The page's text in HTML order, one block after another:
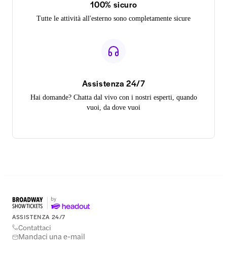
100% sicuro
Tutte le attività all'esterno sono completamente sicure
Assistenza 24/7
Hai domande? Chatta dal vivo con i nostri esperti, quando
vuoi, da dove vuoi
ASSISTENZA 24/7
Contattaci
Mandaci una e-mail